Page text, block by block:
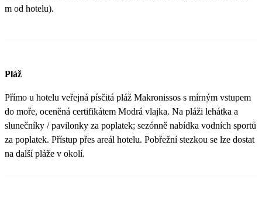
m od hotelu).
Pláž
Přímo u hotelu veřejná písčitá pláž Makronissos s mírným vstupem
do moře, oceněná certifikátem Modrá vlajka. Na pláži lehátka a
slunečníky / pavilonky za poplatek; sezónně nabídka vodních sportů
za poplatek. Přístup přes areál hotelu. Pobřežní stezkou se lze dostat
na další pláže v okolí.